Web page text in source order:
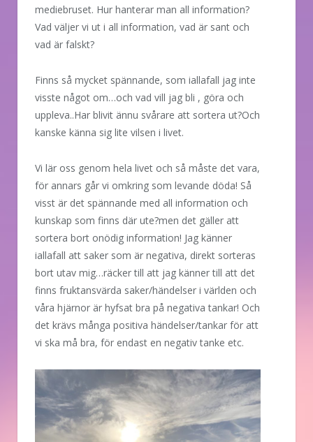
mediebruset. Hur hanterar man all information?
Vad väljer vi ut i all information, vad är sant och
vad är falskt?
Finns så mycket spännande, som iallafall jag inte
visste något om…och vad vill jag bli , göra och
uppleva..Har blivit ännu svårare att sortera ut?Och
kanske känna sig lite vilsen i livet.
Vi lär oss genom hela livet och så måste det vara,
för annars går vi omkring som levande döda! Så
visst är det spännande med all information och
kunskap som finns där ute?men det gäller att
sortera bort onödig information! Jag känner
iallafall att saker som är negativa, direkt sorteras
bort utav mig…räcker till att jag känner till att det
finns fruktansvärda saker/händelser i världen och
våra hjärnor är hyfsat bra på negativa tankar! Och
det krävs många positiva händelser/tankar för att
vi ska må bra, för endast en negativ tanke etc.